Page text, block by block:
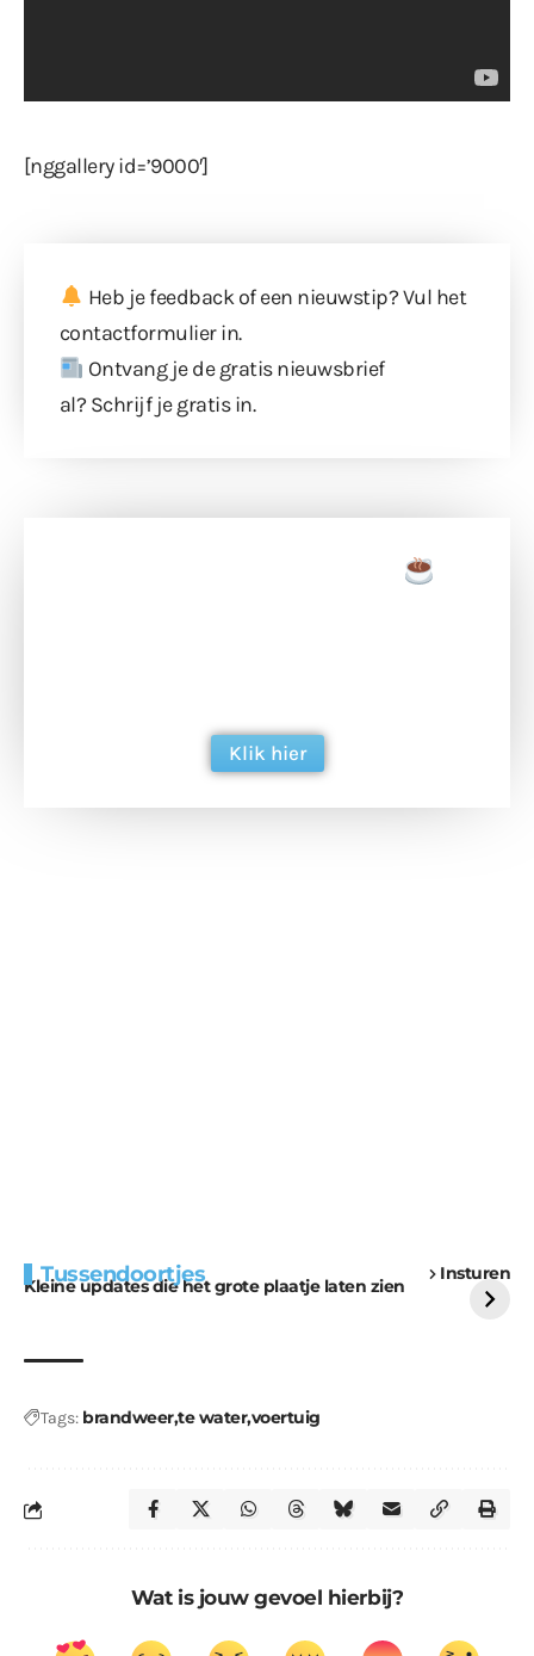
[nggallery id=’9000′]
Heb je feedback of een nieuwstip? Vul het
contactformulierin.
Ontvang je de gratis nieuwsbrief
al? Schrijf je gratis in.
Klik hier
Tussendoortjes Insturen
Kleine updates die het grote plaatje laten zien
voor kabouters
uitdaging
Tags: brandweerte watervoertuig
Wat is jouw gevoel hierbij?